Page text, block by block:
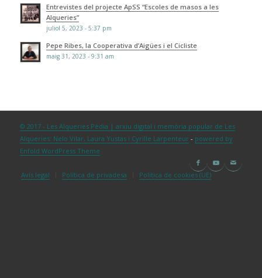
Entrevistes del projecte ApSS “Escoles de masos a les
Alqueries”
juliol 5, 2023 - 5:37 pm
Pepe Ribes, la Cooperativa d’Aigües i el Cicliste
maig 31, 2023 - 9:31 am
© 2017 - Les Alqueries Pèdia | arxiu digital i memòria popular de Les
Alqueries: Nelo Vilar, Laura Yustas i Cyrille Larpenteur - powered by
Enfold WordPress Theme
Avís legal Política de privadesa Política de cookies (UE)